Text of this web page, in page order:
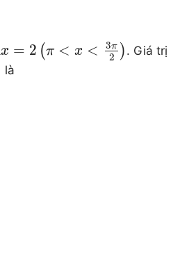
x = 2 (π < x < 3π
2 ) . Giá trị
là